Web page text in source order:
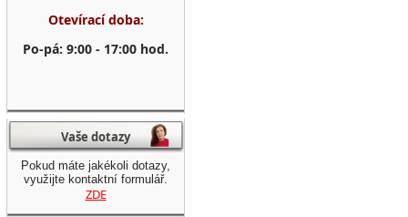
Otevírací doba:
Po-pá: 9:00 - 17:00 hod.
Vaše dotazy
Pokud máte jakékoli dotazy,
využijte kontaktní formulář.
ZDE